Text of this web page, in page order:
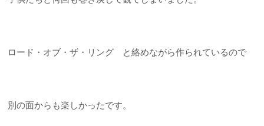
ロード・オブ・ザ・リング と絡めながら作られているので
別の面からも楽しかったです。